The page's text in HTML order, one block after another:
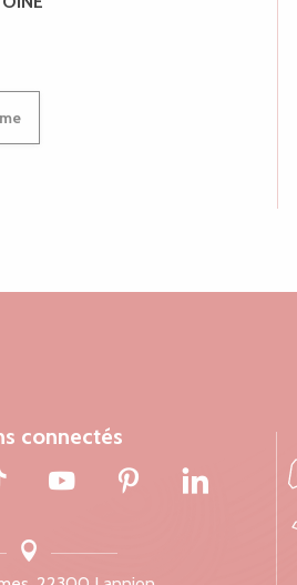
connectés